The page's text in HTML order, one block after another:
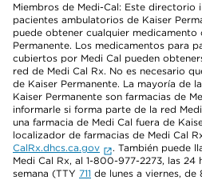
Miembros de Medi-Cal: Este directorio
pacientes ambulatorios de Kaiser
puede obtener cualquier
Permanente. Los medicamentos para
cubiertos por Medi Cal pueden
red de Medi Cal Rx. No es necesario
de Kaiser Permanente. La mayoría de
Kaiser Permanente son farmacias de
informarle si forma parte de la red
una farmacia de Medi Cal fuera de
localizador de farmacias de Medi Cal
CalRx.dhcs.ca.gov
. También puede
Medi Cal Rx, al 1-800-977-2273, las 24
semana (TTY 711 de lunes a viernes, de